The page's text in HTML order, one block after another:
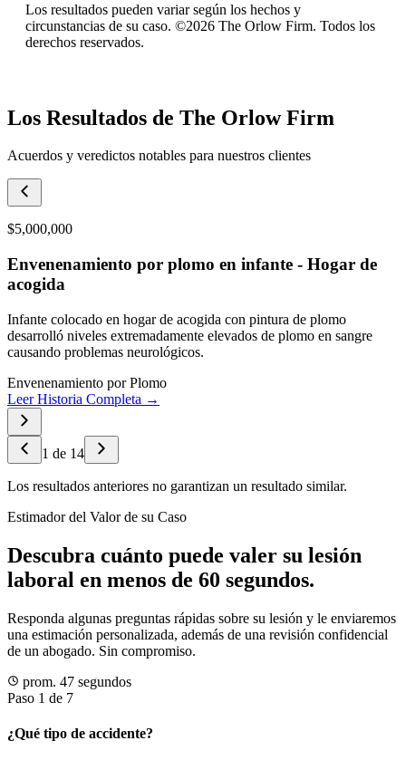
Los resultados pueden variar según los hechos y
circunstancias de su caso. ©2026 The Orlow Firm. Todos los
derechos reservados.
Los Resultados de The Orlow Firm
Acuerdos y veredictos notables para nuestros clientes
$5,000,000
Envenenamiento por plomo en infante - Hogar de
acogida
Infante colocado en hogar de acogida con pintura de plomo
desarrolló niveles extremadamente elevados de plomo en sangre
causando problemas neurológicos.
Envenenamiento por Plomo
Leer Historia Completa →
1 de 14
Los resultados anteriores no garantizan un resultado similar.
Estimador del Valor de su Caso
Descubra cuánto puede valer su lesión
laboral en menos de 60 segundos.
Responda algunas preguntas rápidas sobre su lesión y le enviaremos
una estimación personalizada, además de una revisión confidencial
de un abogado. Sin compromiso.
prom. 47 segundos
Paso 1 de 7
¿Qué tipo de accidente?